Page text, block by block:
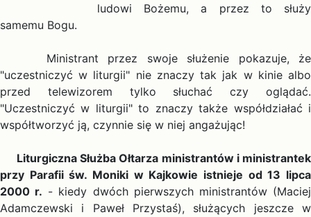
ludowi Bożemu, a przez to służy
samemu Bogu.
Ministrant przez swoje służenie pokazuje, że
"uczestniczyć w liturgii" nie znaczy tak jak w kinie albo
przed telewizorem tylko słuchać czy oglądać.
"Uczestniczyć w liturgii" to znaczy także współdziałać i
współtworzyć ją, czynnie się w niej angażując!
Liturgiczna Służba Ołtarza ministrantów i ministrantek
przy Parafii św. Moniki w Kajkowie istnieje od 13 lipca
2000 r. - kiedy dwóch pierwszych ministrantów (Maciej
Adamczewski i Paweł Przystaś), służących jeszcze w